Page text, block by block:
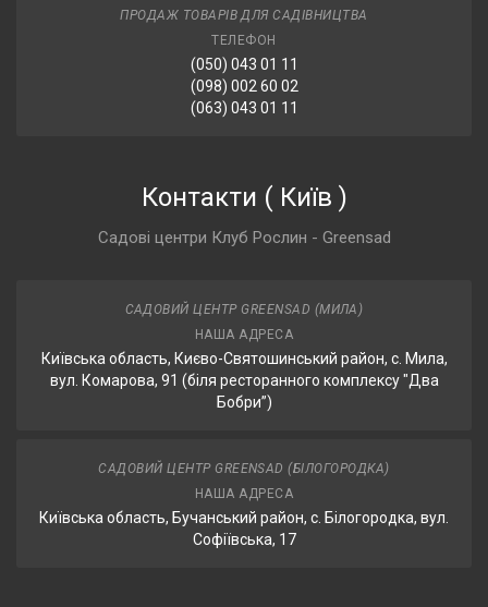
ПРОДАЖ ТОВАРІВ ДЛЯ САДІВНИЦТВА
ТЕЛЕФОН
(050) 043 01 11
(098) 002 60 02
(063) 043 01 11
Контакти ( Київ )
Садові центри Клуб Рослин - Greensad
САДОВИЙ ЦЕНТР GREENSAD (МИЛА)
НАША АДРЕСА
Київська область, Києво-Святошинський район, с. Мила,
вул. Комарова, 91 (біля ресторанного комплексу "Два
Бобри”)
САДОВИЙ ЦЕНТР GREENSAD (БІЛОГОРОДКА)
НАША АДРЕСА
Київська область, Бучанський район, с. Білогородка, вул.
Софіївська, 17